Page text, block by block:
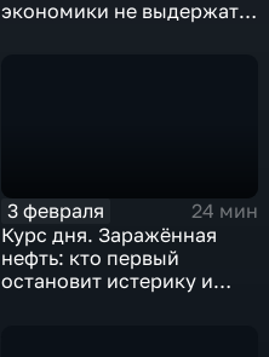
экономики не выдержат
3 февраля
24 мин
Курс дня. Заражённая
нефть: кто первый
остановит истерику и